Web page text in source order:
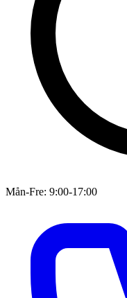
Mån-Fre: 9:00-17:00